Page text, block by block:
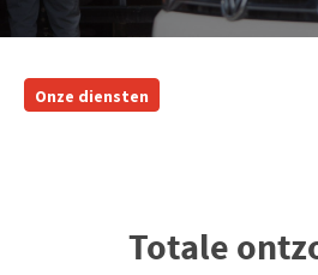
Onze diensten
Totale